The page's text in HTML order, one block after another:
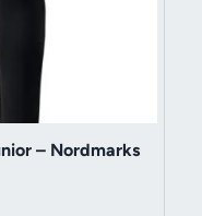
– Nordmarks